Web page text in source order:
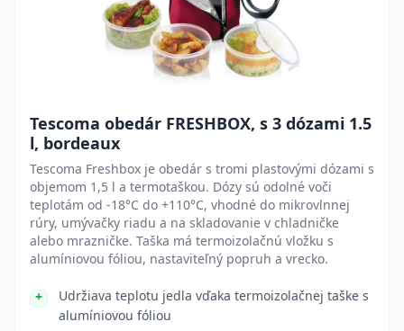
Tescoma obedár FRESHBOX, s 3 dózami 1.5
l, bordeaux
Tescoma Freshbox je obedár s tromi plastovými dózami s
objemom 1,5 l a termotaškou. Dózy sú odolné voči
teplotám od -18°C do +110°C, vhodné do mikrovlnnej
rúry, umývačky riadu a na skladovanie v chladničke
alebo mrazničke. Taška má termoizolačnú vložku s
alumíniovou fóliou, nastaviteľný popruh a vrecko.
Udržiava teplotu jedla vďaka termoizolačnej taške s
alumíniovou fóliou